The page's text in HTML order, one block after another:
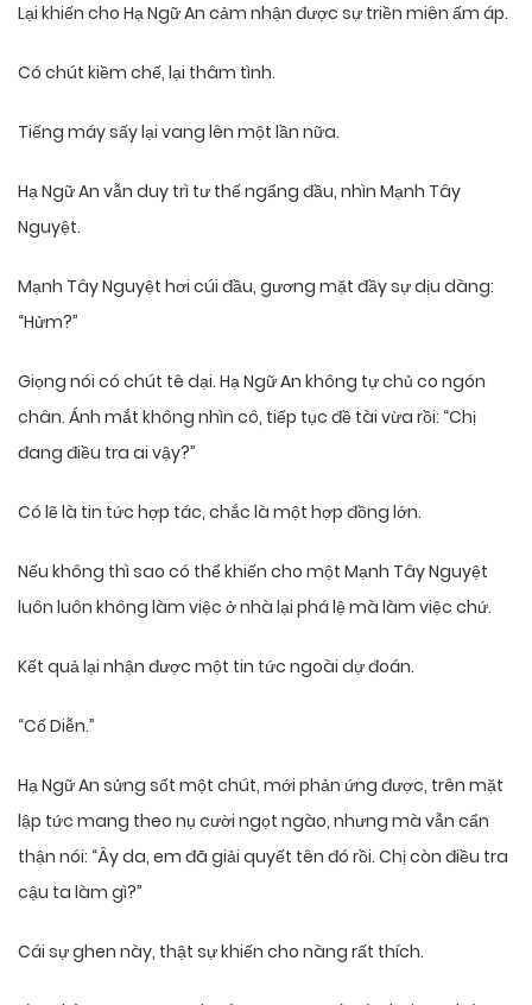
Lại khiến cho Hạ Ngữ An cảm nhận được sự triền miên ấm áp.
Có chút kiềm chế, lại thâm tình.
Tiếng máy sấy lại vang lên một lần nữa.
Hạ Ngữ An vẫn duy trì tư thế ngẩng đầu, nhìn Mạnh Tây
Nguyệt.
Mạnh Tây Nguyệt hơi cúi đầu, gương mặt đầy sự dịu dàng:
“Hửm?”
Giọng nói có chút tê dại. Hạ Ngữ An không tự chủ co ngón
chân. Ánh mắt không nhìn cô, tiếp tục đề tài vừa rồi: “Chị
đang điều tra ai vậy?”
Có lẽ là tin tức hợp tác, chắc là một hợp đồng lớn.
Nếu không thì sao có thể khiến cho một Mạnh Tây Nguyệt
luôn luôn không làm việc ở nhà lại phá lệ mà làm việc chứ.
Kết quả lại nhận được một tin tức ngoài dự đoán.
“Cố Diễn.”
Hạ Ngữ An sửng sốt một chút, mới phản ứng được, trên mặt
lập tức mang theo nụ cười ngọt ngào, nhưng mà vẫn cẩn
thận nói: “Ây da, em đã giải quyết tên đó rồi. Chị còn điều tra
cậu ta làm gì?”
Cái sự ghen này, thật sự khiến cho nàng rất thích.